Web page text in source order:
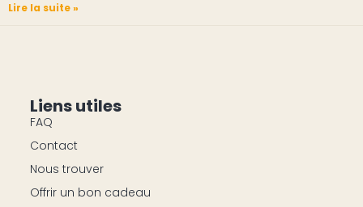
Lire la suite »
Liens utiles
FAQ
Contact
Nous trouver
Offrir un bon cadeau